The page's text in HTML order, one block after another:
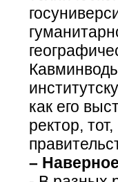
как его
ректор,
–